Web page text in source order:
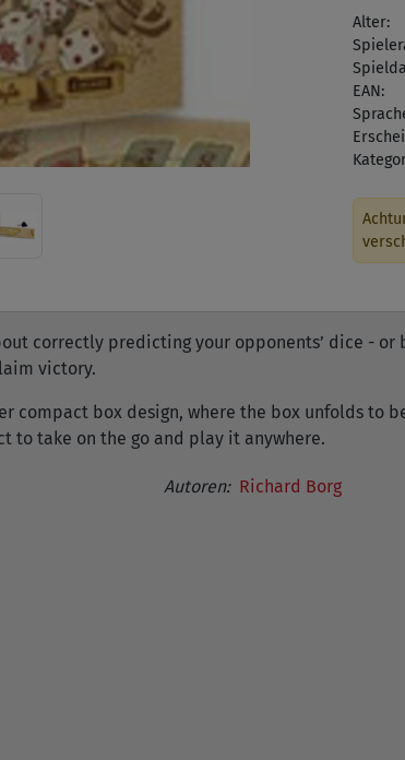
Alter:
EAN:
correctly predicting your opponents’ dice -
victory.
compact box design, where the box unfolds to
to take on the go and play it anywhere.
Autoren: Richard Borg